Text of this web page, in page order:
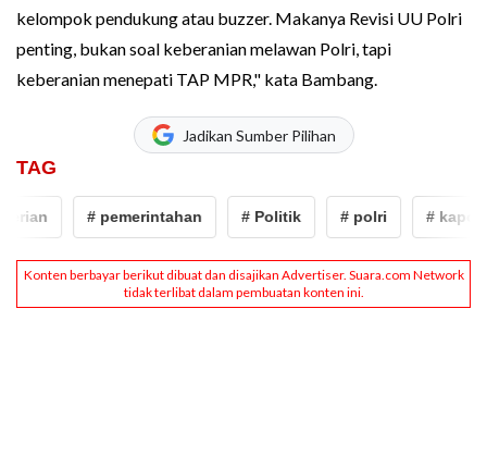
kelompok pendukung atau buzzer. Makanya Revisi UU Polri
penting, bukan soal keberanian melawan Polri, tapi
keberanian menepati TAP MPR," kata Bambang.
Jadikan Sumber Pilihan
TAG
# pemerintahan # Politik # polri # kapolri